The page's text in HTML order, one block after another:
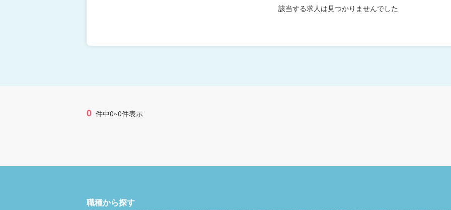
該当する求人は見つかりませんでした
0 件中0~0件表示
職種から探す